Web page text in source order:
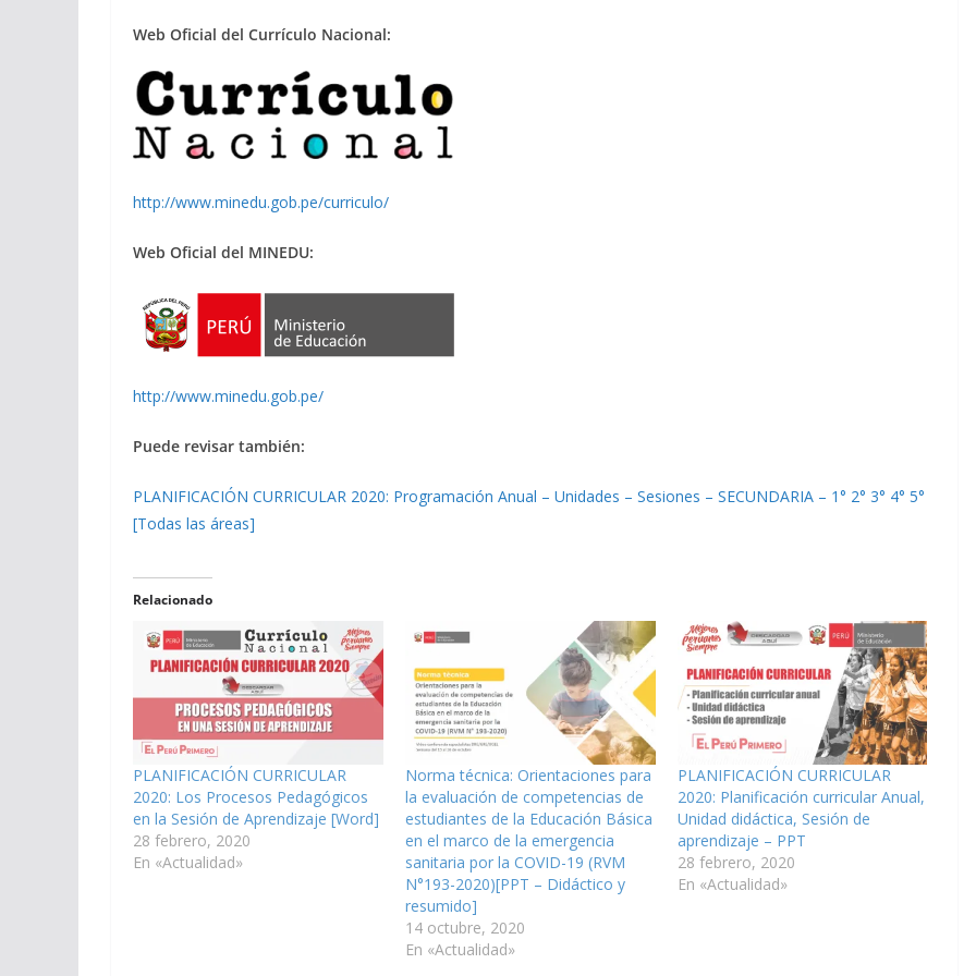
Web Oficial del Currículo Nacional:
http://www.minedu.gob.pe/curriculo/
Web Oficial del MINEDU:
http://www.minedu.gob.pe/
Puede revisar también:
PLANIFICACIÓN CURRICULAR 2020: Programación Anual – Unidades – Sesiones – SECUNDARIA – 1° 2° 3° 4° 5°
[Todas las áreas]
Relacionado
PLANIFICACIÓN CURRICULAR
2020: Los Procesos Pedagógicos
en la Sesión de Aprendizaje [Word]
28 febrero, 2020
En «Actualidad»
Norma técnica: Orientaciones para
la evaluación de competencias de
estudiantes de la Educación Básica
en el marco de la emergencia
sanitaria por la COVID-19 (RVM
N°193-2020)[PPT – Didáctico y
resumido]
14 octubre, 2020
En «Actualidad»
PLANIFICACIÓN CURRICULAR
2020: Planificación curricular Anual,
Unidad didáctica, Sesión de
aprendizaje – PPT
28 febrero, 2020
En «Actualidad»